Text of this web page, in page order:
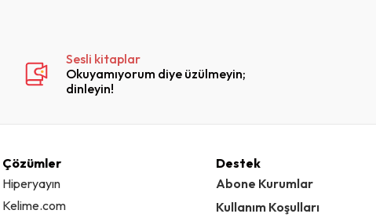
Sesli kitaplar
Okuyamıyorum diye üzülmeyin;
dinleyin!
Çözümler
Hiperyayın
Kelime.com
Destek
Abone Kurumlar
Kullanım Koşulları